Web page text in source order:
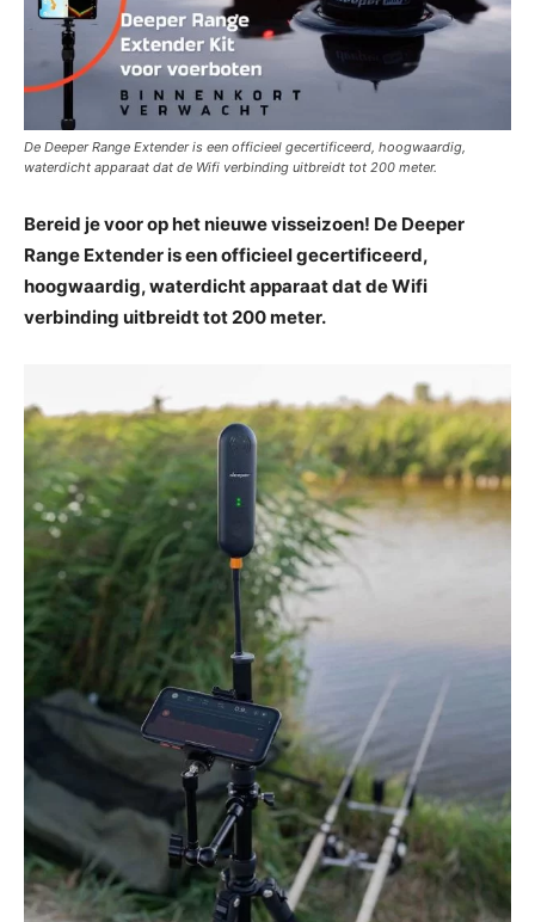
De Deeper Range Extender is een officieel gecertificeerd, hoogwaardig,
waterdicht apparaat dat de Wifi verbinding uitbreidt tot 200 meter.
Bereid je voor op het nieuwe visseizoen! De Deeper
Range Extender is een officieel gecertificeerd,
hoogwaardig, waterdicht apparaat dat de Wifi
verbinding uitbreidt tot 200 meter.